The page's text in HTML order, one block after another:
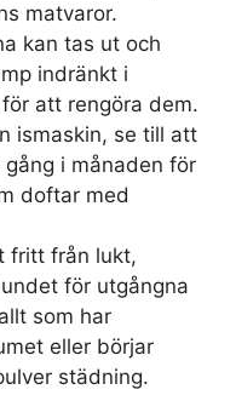
matvaror.
kan tas ut och
indränkt i
att rengöra dem.
ismaskin, se till att
i månaden för
doftar med
fritt från lukt,
för utgångna
som har
eller börjar
städning.